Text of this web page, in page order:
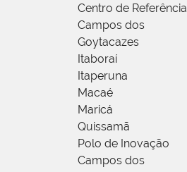
Centro de Referência
Campos dos
Goytacazes
Itaboraí
Itaperuna
Macaé
Maricá
Quissamã
Polo de Inovação
Campos dos